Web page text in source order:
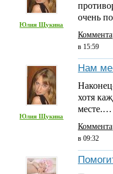
Юлия Щукина
очень
в 15:59
Юлия Щукина
Нам
хотя
в 09:32